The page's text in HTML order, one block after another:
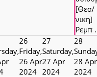
[Θεσ/
νικη]
Ρεμπ
26
Friday,
26 Apr
2024
27
Saturday,
27 Apr
2024
28
28 Apr
2024